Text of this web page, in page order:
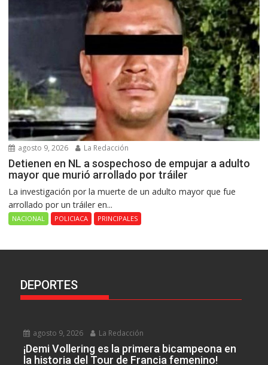
agosto 9, 2026 La Redacción
Detienen en NL a sospechoso de empujar a adulto
mayor que murió arrollado por tráiler
La investigación por la muerte de un adulto mayor que fue
arrollado por un tráiler en...
NACIONAL POLICIACA PRINCIPALES
DEPORTES
agosto 9, 2026 La Redacción
¡Demi Vollering es la primera bicampeona en
la historia del Tour de Francia femenino!